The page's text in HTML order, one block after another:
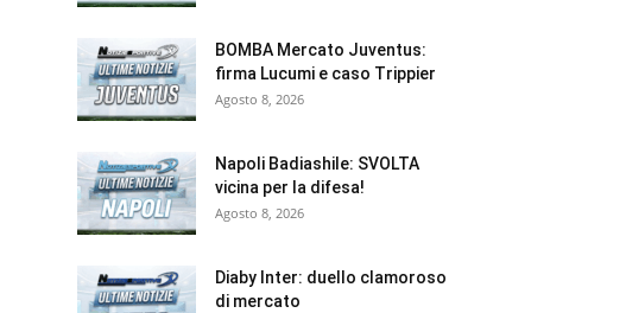
BOMBA Mercato Juventus:
firma Lucumi e caso Trippier
Agosto 8, 2026
Napoli Badiashile: SVOLTA
vicina per la difesa!
Agosto 8, 2026
Diaby Inter: duello clamoroso
di mercato